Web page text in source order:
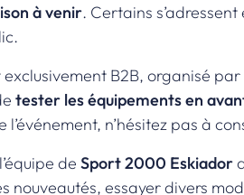
à venir. Certains
B2B, organisé
tester les équipements en
n’hésitez pas à
de Sport 2000 Eskiador
nouveautés, essayer divers